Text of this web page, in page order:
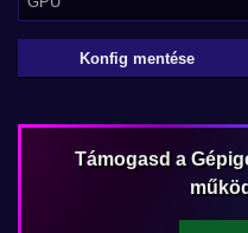
Konfig mentése
Támogasd a